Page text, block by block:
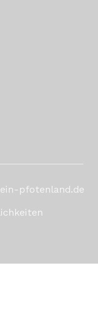
pfotenland.de